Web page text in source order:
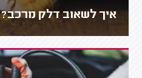
איך לשאוב דלק מרכב?